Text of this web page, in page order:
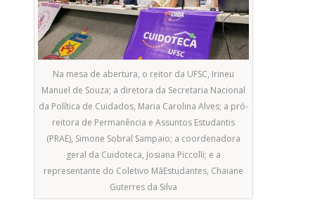
Na mesa de abertura, o reitor da UFSC, Irineu
Manuel de Souza; a diretora da Secretaria Nacional
da Política de Cuidados, Maria Carolina Alves; a pró-
reitora de Permanência e Assuntos Estudantis
(PRAE), Simone Sobral Sampaio; a coordenadora
geral da Cuidoteca, Josiana Piccolli; e a
representante do Coletivo MãEstudantes, Chaiane
Guterres da Silva